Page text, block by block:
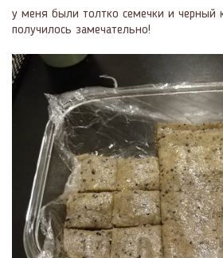
у меня были толтко семечки и черный
получилось замечательно!